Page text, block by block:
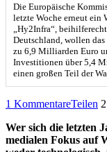
Die Europäische
letzte Woche erneut ein
„Hy2Infra“,
Deutschland, wollen
zu 6,9 Milliarden Euro
Investitionen über 5,4
einen großen Teil der
1 KommentareTeilen
Wer sich die letzten
medialen Fokus auf